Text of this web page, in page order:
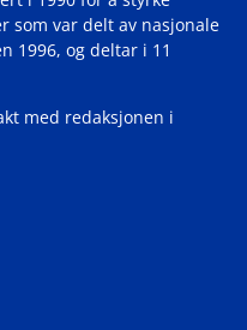
som var delt av nasjonale
1996, og deltar i 11
med redaksjonen i